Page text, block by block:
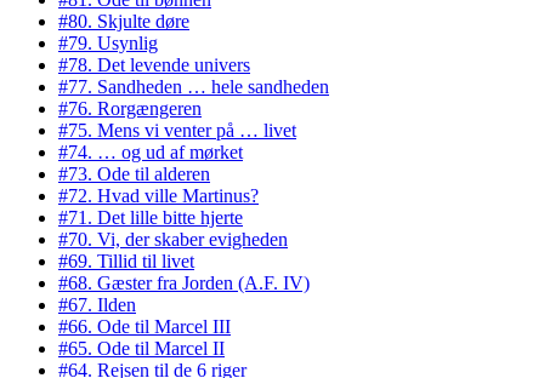
#80. Skjulte døre
#79. Usynlig
#78. Det levende univers
#77. Sandheden … hele sandheden
#76. Rorgængeren
#75. Mens vi venter på … livet
#74. … og ud af mørket
#73. Ode til alderen
#72. Hvad ville Martinus?
#71. Det lille bitte hjerte
#70. Vi, der skaber evigheden
#69. Tillid til livet
#68. Gæster fra Jorden (A.F. IV)
#67. Ilden
#66. Ode til Marcel III
#65. Ode til Marcel II
#64. Rejsen til de 6 riger